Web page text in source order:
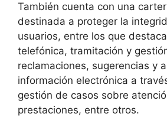
También cuenta con una
destinada a proteger la
usuarios, entre los que
telefónica, tramitación y
reclamaciones, sugerencias y
información electrónica a
gestión de casos sobre
prestaciones, entre otros.